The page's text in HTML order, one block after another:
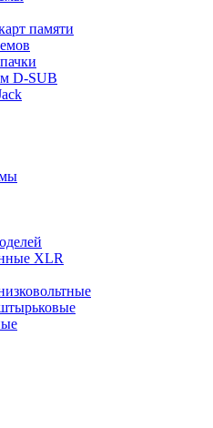
памяти
D-SUB
XLR